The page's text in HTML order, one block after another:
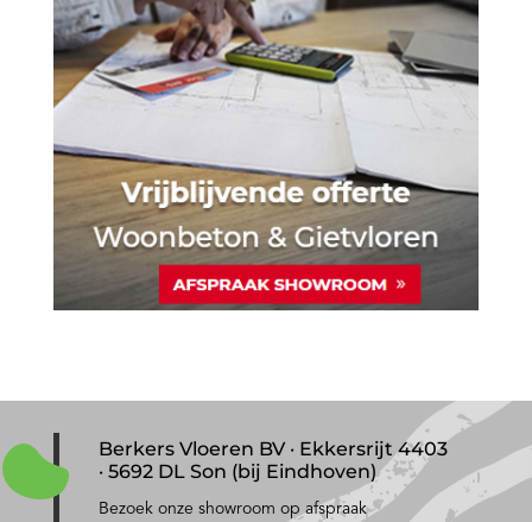
Berkers Vloeren BV · Ekkersrijt 4403
· 5692 DL Son (bij Eindhoven)
Bezoek onze showroom op afspraak